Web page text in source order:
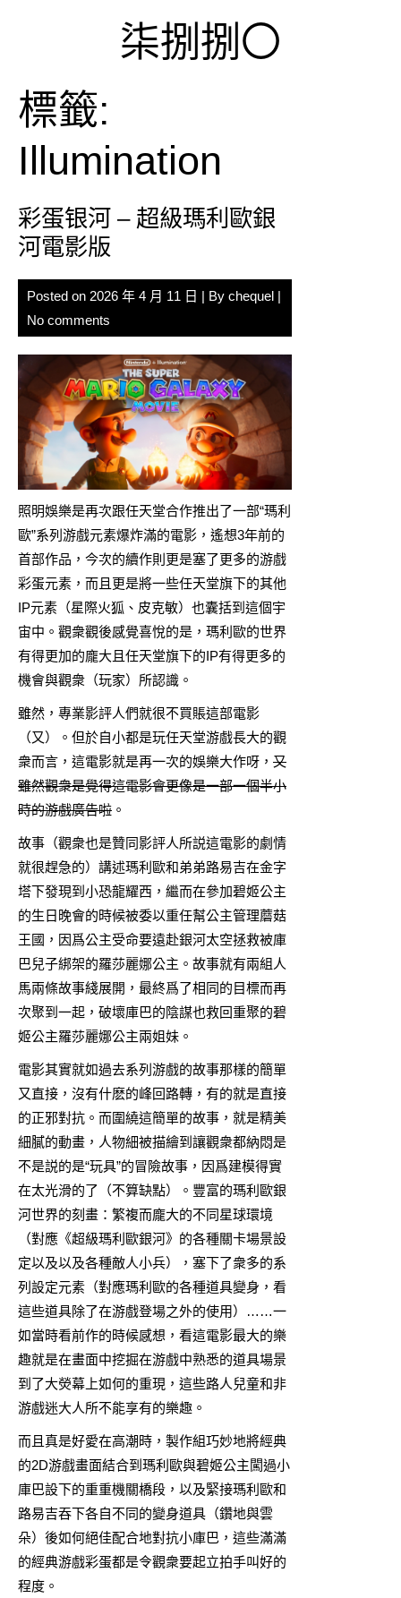
柒捌捌〇
標籤:
Illumination
彩蛋银河 – 超級瑪利歐銀
河電影版
Posted on 2026 年 4 月 11 日 | By chequel |
No comments
照明娛樂是再次跟任天堂合作推出了一部“瑪利
歐”系列游戲元素爆炸滿的電影，遙想3年前的
首部作品，今次的續作則更是塞了更多的游戲
彩蛋元素，而且更是將一些任天堂旗下的其他
IP元素（星際火狐、皮克敏）也囊括到這個宇
宙中。觀衆觀後感覺喜悅的是，瑪利歐的世界
有得更加的龐大且任天堂旗下的IP有得更多的
機會與觀衆（玩家）所認識。
雖然，專業影評人們就很不買賬這部電影
（又）。但於自小都是玩任天堂游戲長大的觀
衆而言，這電影就是再一次的娛樂大作呀， 又
雖然觀衆是覺得這電影會更像是一部一個半小
時的游戲廣告啦 。
故事（觀衆也是贊同影評人所説這電影的劇情
就很趕急的）講述瑪利歐和弟弟路易吉在金字
塔下發現到小恐龍耀西，繼而在參加碧姬公主
的生日晚會的時候被委以重任幫公主管理蘑菇
王國，因爲公主受命要遠赴銀河太空拯救被庫
巴兒子綁架的羅莎麗娜公主。故事就有兩組人
馬兩條故事綫展開，最終爲了相同的目標而再
次聚到一起，破壞庫巴的陰謀也救回重聚的碧
姬公主羅莎麗娜公主兩姐妹。
電影其實就如過去系列游戲的故事那樣的簡單
又直接，沒有什麽的峰回路轉，有的就是直接
的正邪對抗。而圍繞這簡單的故事，就是精美
細膩的動畫，人物細被描繪到讓觀衆都納悶是
不是説的是“玩具”的冒險故事，因爲建模得實
在太光滑的了（不算缺點）。豐富的瑪利歐銀
河世界的刻畫：繁複而龐大的不同星球環境
（對應《超級瑪利歐銀河》的各種關卡場景設
定以及以及各種敵人小兵），塞下了衆多的系
列設定元素（對應瑪利歐的各種道具變身，看
這些道具除了在游戲登場之外的使用）……一
如當時看前作的時候感想，看這電影最大的樂
趣就是在畫面中挖掘在游戲中熟悉的道具場景
到了大熒幕上如何的重現，這些路人兒童和非
游戲迷大人所不能享有的樂趣。
而且真是好愛在高潮時，製作組巧妙地將經典
的2D游戲畫面結合到瑪利歐與碧姬公主闖過小
庫巴設下的重重機關橋段，以及緊接瑪利歐和
路易吉吞下各自不同的變身道具（鑽地與雲
朵）後如何絕佳配合地對抗小庫巴，這些滿滿
的經典游戲彩蛋都是令觀衆要起立拍手叫好的
程度。